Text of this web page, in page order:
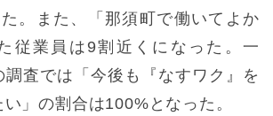
。また、「那須町で働いてよか
従業員は9割近くになった。一
査では「今後も『なすワク』を
」の割合は100%となった。